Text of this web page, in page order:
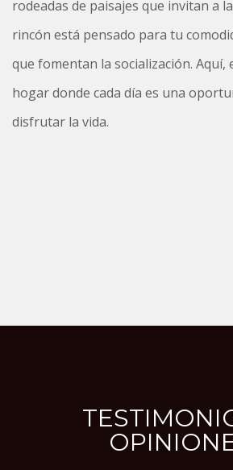
rodeadas de paisajes que invitan a
rincón está pensado para tu
que fomentan la socialización. Aquí,
hogar donde cada día es una
disfrutar la vida.